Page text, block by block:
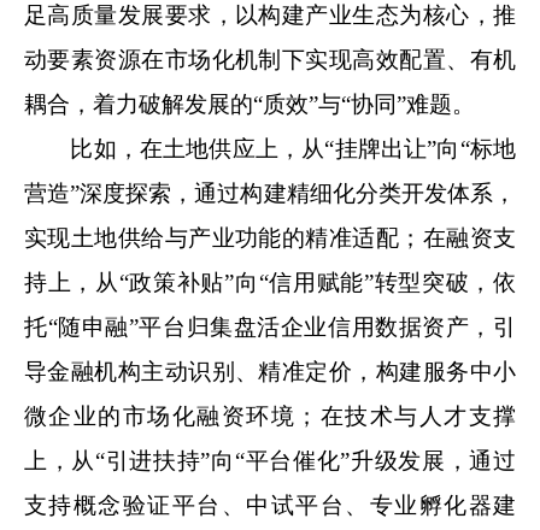
足高质量发展要求，以构建产业生态为核心，推
动要素资源在市场化机制下实现高效配置、有机
耦合，着力破解发展的“质效”与“协同”难题。
比如，在土地供应上，从“挂牌出让”向“标地
营造”深度探索，通过构建精细化分类开发体系，
实现土地供给与产业功能的精准适配；在融资支
持上，从“政策补贴”向“信用赋能”转型突破，依
托“随申融”平台归集盘活企业信用数据资产，引
导金融机构主动识别、精准定价，构建服务中小
微企业的市场化融资环境；在技术与人才支撑
上，从“引进扶持”向“平台催化”升级发展，通过
支持概念验证平台、中试平台、专业孵化器建